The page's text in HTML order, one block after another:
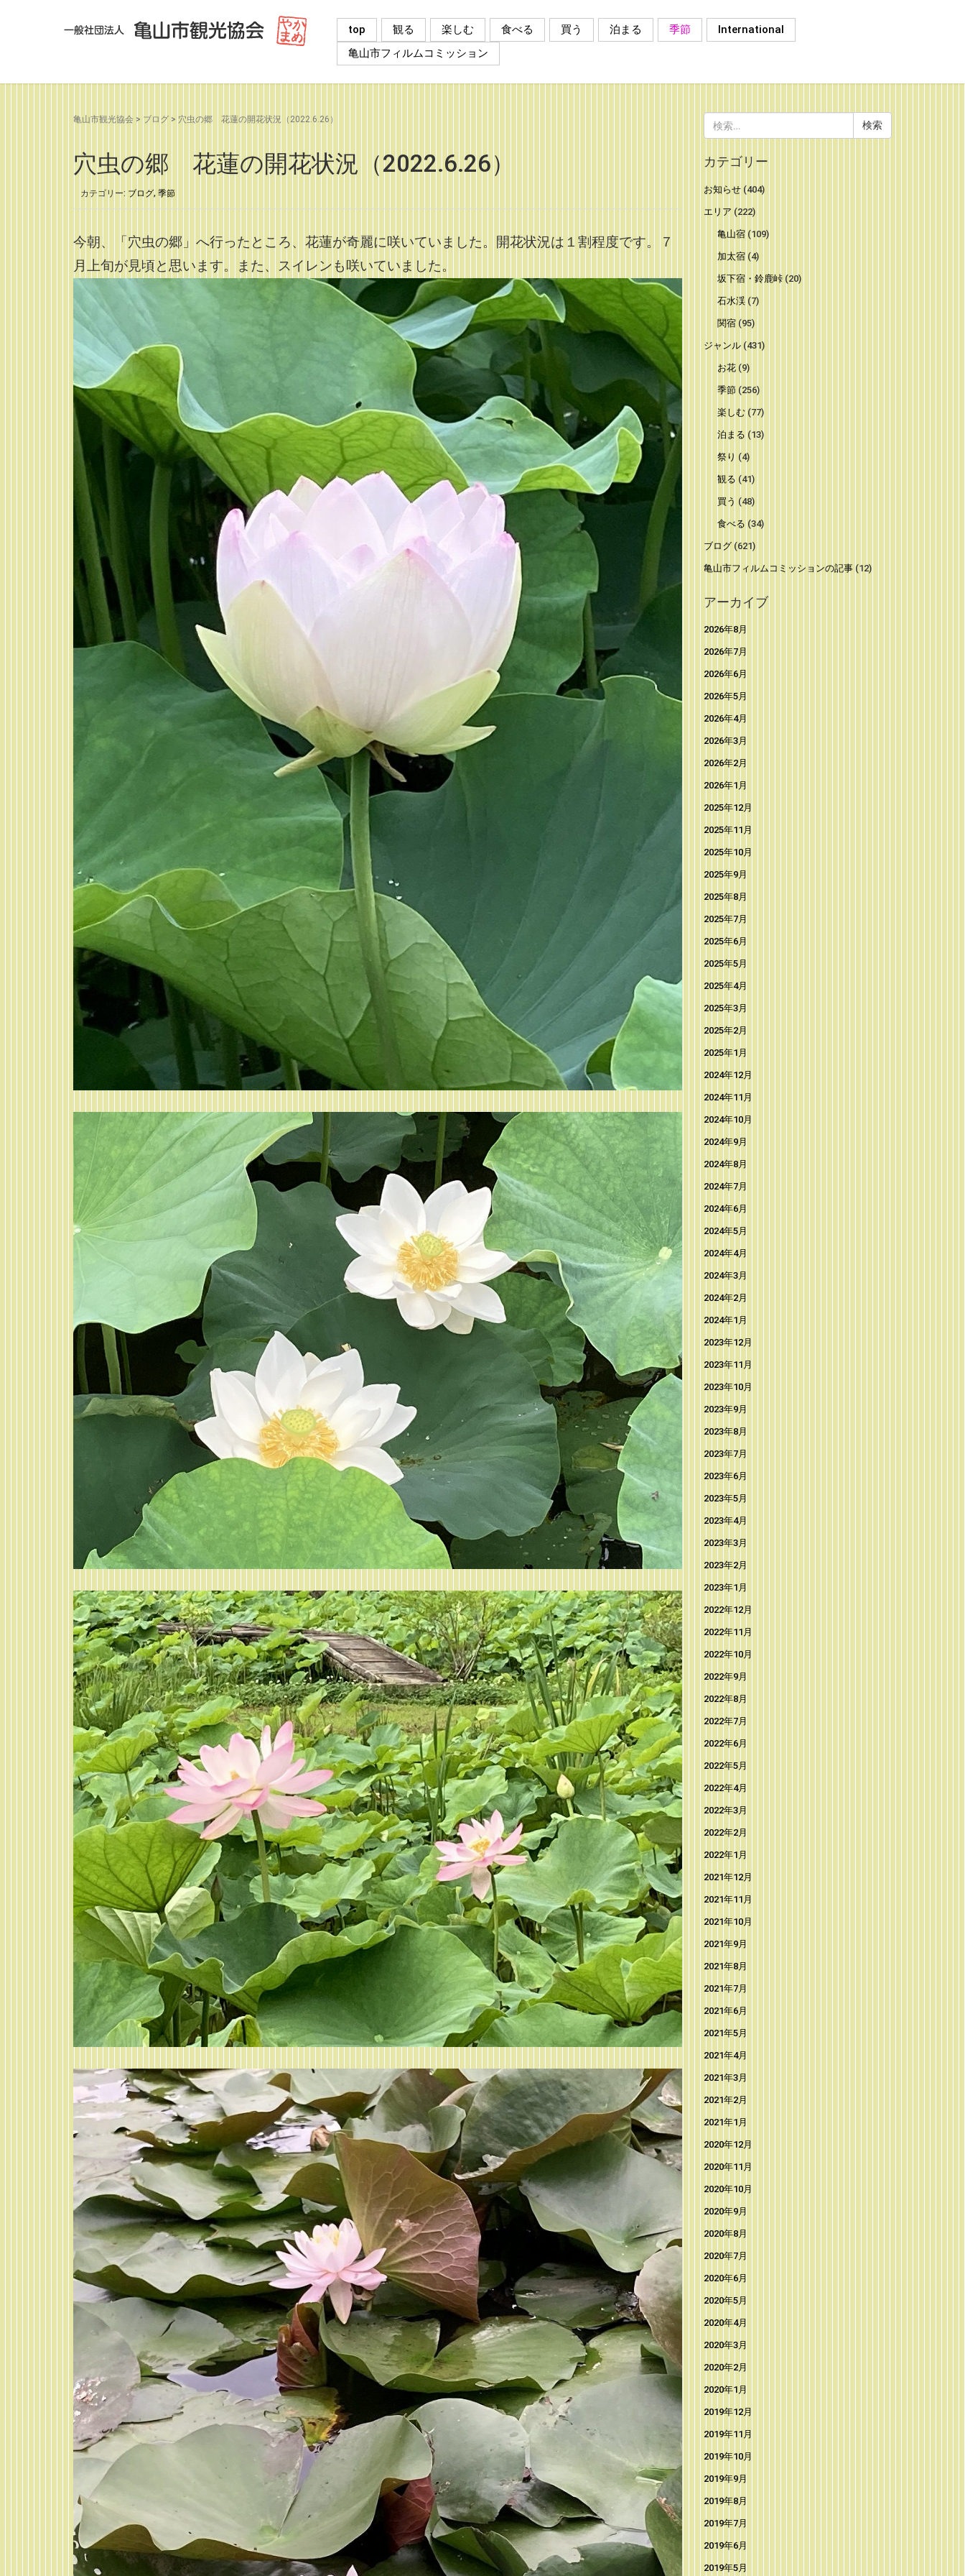
top 観る 楽しむ 食べる 買う 泊まる 季節
International
亀山市フィルムコミッション
亀山市観光協会 > ブログ > 穴虫の郷 花蓮の開花状況（2022.6.26）
穴虫の郷 花蓮の開花状況（2022.6.26）
カテゴリー: ブログ, 季節
今朝、「穴虫の郷」へ行ったところ、花蓮が奇麗に咲いていました。開花状況は１割程度です。７
月上旬が見頃と思います。また、スイレンも咲いていました。
索:
カテゴリー
お知らせ(404)
エリア (222)
亀山宿 (109)
加太宿 (4)
坂下宿・鈴鹿峠 (20)
石水渓 (7)
関宿 (95)
ジャンル(431)
お花 (9)
季節 (256)
楽しむ (77)
泊まる (13)
祭り (4)
観る (41)
買う (48)
食べる (34)
ブログ(621)
亀山市フィルムコミッションの記事(12)
アーカイブ
2026年8月
2026年7月
2026年6月
2026年5月
2026年4月
2026年3月
2026年2月
2026年1月
2025年12月
2025年11月
2025年10月
2025年9月
2025年8月
2025年7月
2025年6月
2025年5月
2025年4月
2025年3月
2025年2月
2025年1月
2024年12月
2024年11月
2024年10月
2024年9月
2024年8月
2024年7月
2024年6月
2024年5月
2024年4月
2024年3月
2024年2月
2024年1月
2023年12月
2023年11月
2023年10月
2023年9月
2023年8月
2023年7月
2023年6月
2023年5月
2023年4月
2023年3月
2023年2月
2023年1月
2022年12月
2022年11月
2022年10月
2022年9月
2022年8月
2022年7月
2022年6月
2022年5月
2022年4月
2022年3月
2022年2月
2022年1月
2021年12月
2021年11月
2021年10月
2021年9月
2021年8月
2021年7月
2021年6月
2021年5月
2021年4月
2021年3月
2021年2月
2021年1月
2020年12月
2020年11月
2020年10月
2020年9月
2020年8月
2020年7月
2020年6月
2020年5月
2020年4月
2020年3月
2020年2月
2020年1月
2019年12月
2019年11月
2019年10月
2019年9月
2019年8月
2019年7月
2019年6月
2019年5月